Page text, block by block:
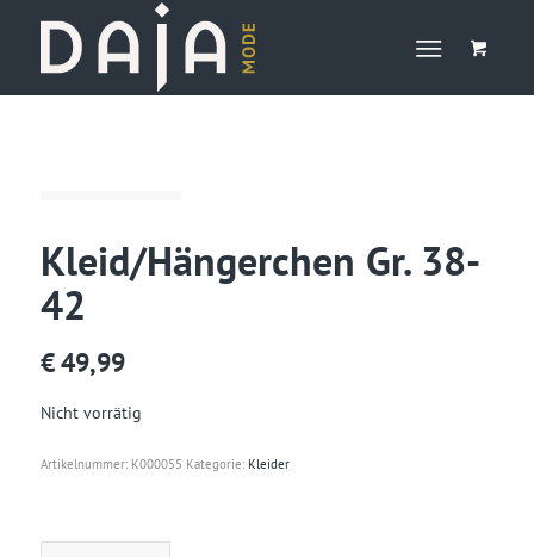
Kleid/Hängerchen Gr. 38-
42
€49,99
Nicht vorrätig
Artikelnummer: K000055 Kategorie: Kleider